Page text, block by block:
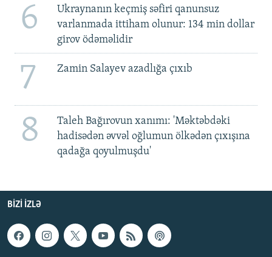
6
Ukraynanın keçmiş səfiri qanunsuz
varlanmada ittiham olunur: 134 min dollar
girov ödəməlidir
7 Zamin Salayev azadlığa çıxıb
8
Taleh Bağırovun xanımı: 'Məktəbdəki
hadisədən əvvəl oğlumun ölkədən çıxışına
qadağa qoyulmuşdu'
BIZI IZLƏ